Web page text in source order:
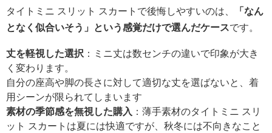
タイトミニ スリット スカートで後悔しやすいのは、
「なん
となく似合いそう」という感覚だけで選んだケースです。
丈を軽視した選択 ：ミニ丈は数センチの違いで印象が大き
く変わります。
自分の座高や脚の長さに対して適切な丈を選ばないと、着
用シーンが限られてしまいます
素材の季節感を無視した購入 ：薄手素材のタイトミニ スリ
ット スカートは夏には快適ですが、秋冬には不向きなこと